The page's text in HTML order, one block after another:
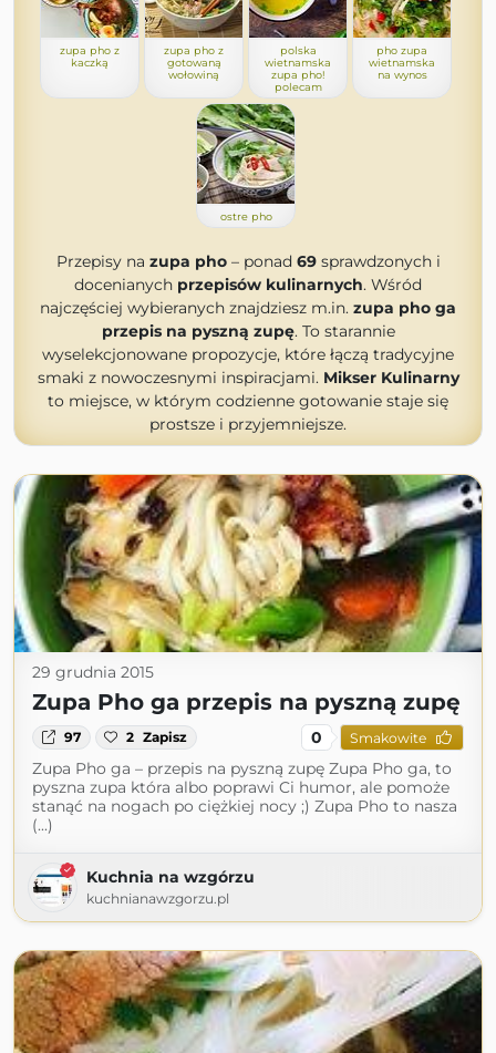
zupa pho z
kaczką
zupa pho z
gotowaną
wołowiną
polska
wietnamska
zupa pho!
polecam
pho zupa
wietnamska
na wynos
ostre pho
Przepisy na zupa pho– ponad 69sprawdzonych i
docenianych przepisów kulinarnych. Wśród
najczęściej wybieranych znajdziesz m.in. zupa pho ga
przepis na pyszną zupę. To starannie
wyselekcjonowane propozycje, które łączą tradycyjne
smaki z nowoczesnymi inspiracjami. Mikser Kulinarny
to miejsce, w którym codzienne gotowanie staje się
prostsze i przyjemniejsze.
29 grudnia 2015
Zupa Pho ga przepis na pyszną zupę
97 2 Zapisz 0 Smakowite
Zupa Pho ga – przepis na pyszną zupę Zupa Pho ga, to
pyszna zupa która albo poprawi Ci humor, ale pomoże
stanąć na nogach po ciężkiej nocy ;) Zupa Pho to nasza
(...)
Kuchnia na wzgórzu
kuchnianawzgorzu.pl